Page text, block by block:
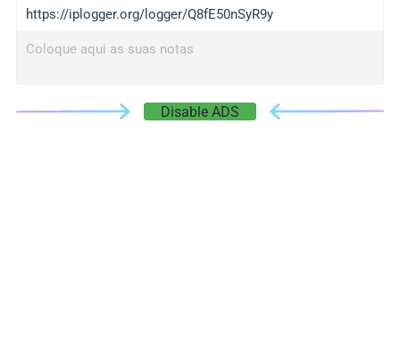
https://iplogger.org/logger/Q8fE50nSyR9y
Coloque aqui as suas notas
Disable ADS